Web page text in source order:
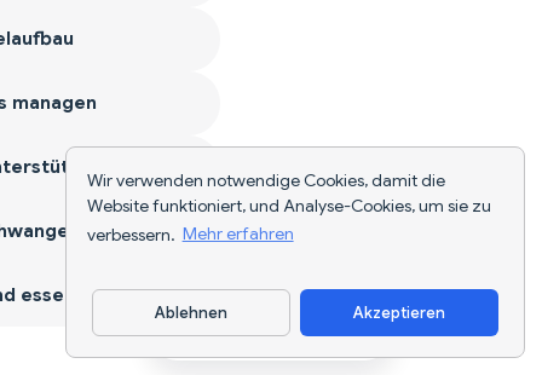
Wir verwenden notwendige Cookies, damit die
Website funktioniert, und Analyse-Cookies, um sie zu
verbessern. Mehr erfahren
Ablehnen Akzeptieren
App herunterladen
managen
essen